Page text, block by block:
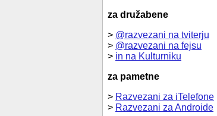
za družabene
> @razvezani na tviterju
> @razvezani na fejsu
> in na Kulturniku
za pametne
> Razvezani za iTelefone
> Razvezani za Androide